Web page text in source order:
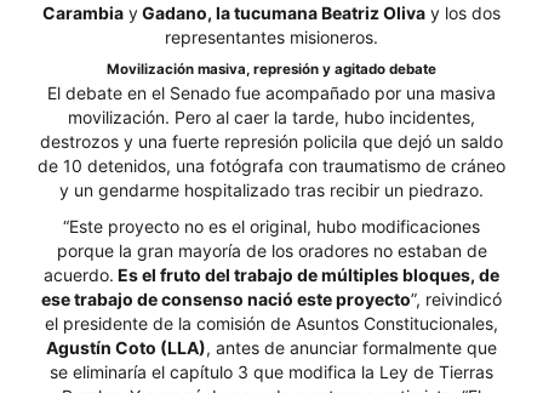
Carambia yGadano, la tucumana Beatriz Oliva y los dos
representantes misioneros.
Movilización masiva, represión y agitado debate
El debate en el Senado fue acompañado por una masiva
movilización. Pero al caer la tarde, hubo incidentes,
destrozos y una fuerte represión policila que dejó un saldo
de 10 detenidos, una fotógrafa con traumatismo de cráneo
y un gendarme hospitalizado tras recibir un piedrazo.
“Este proyecto no es el original, hubo modificaciones
porque la gran mayoría de los oradores no estaban de
acuerdo. Es el fruto del trabajo de múltiples bloques, de
ese trabajo de consenso nació este proyecto”, reivindicó
el presidente de la comisión de Asuntos Constitucionales,
Agustín Coto (LLA), antes de anunciar formalmente que
se eliminaría el capítulo 3 que modifica la Ley de Tierras